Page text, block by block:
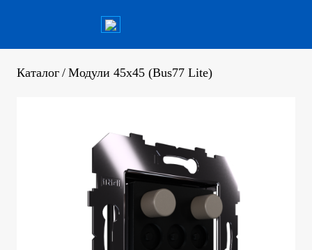
Каталог / Модули 45х45 (Bus77 Lite)